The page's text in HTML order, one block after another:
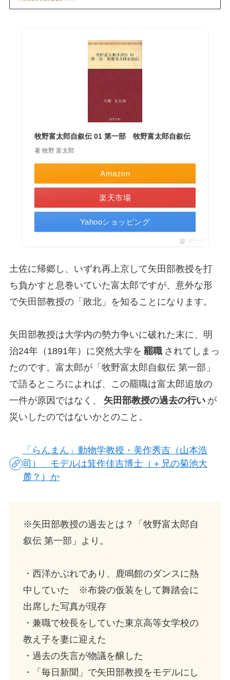
牧野富太郎自叙伝 01 第一部 牧野富太郎自叙伝
著:牧野 富太郎
Amazon
楽天市場
Yahooショッピング
ポチップ
土佐に帰郷し、いずれ再上京して矢田部教授を打
ち負かすと息巻いていた富太郎ですが、意外な形
で矢田部教授の「敗北」を知ることになります。
矢田部教授は大学内の勢力争いに破れた末に、明
治24年（1891年）に突然大学を 罷職 されてしまっ
たのです。富太郎が「牧野富太郎自叙伝 第一部」
で語るところによれば、この罷職は富太郎追放の
一件が原因ではなく、
矢田部教授の過去の行い が
災いしたのではないかとのこと。
「らんまん」動物学教授・美作秀吉（山本浩
司） モデルは箕作佳吉博士（＋兄の菊池大
麓？）か
※矢田部教授の過去とは？「牧野富太郎自
叙伝 第一部」より。
・西洋かぶれであり、鹿鳴館のダンスに熱
中していた ※布袋の仮装をして舞踏会に
出席した写真が現存
・兼職で校長をしていた東京高等女学校の
教え子を妻に迎えた
・過去の失言が物議を醸した
・「毎日新聞」で矢田部教授をモデルにし